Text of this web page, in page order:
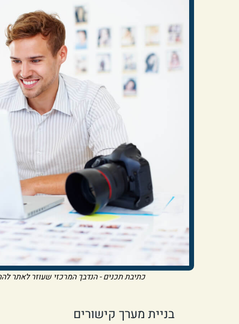
כתיבת תכנים - הנדבך המרכזי שעוזר לאתר
בניית מערך קישורים